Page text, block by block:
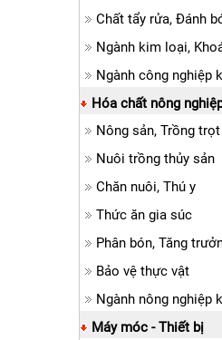
Chất tẩy rửa, Đánh
Ngành kim loại,
Ngành công nghiệp
Hóa chất nông
Nông sản, Trồng trọt
Nuôi trồng thủy sản
Chăn nuôi, Thú y
Thức ăn gia súc
Phân bón, Tăng
Bảo vệ thực vật
Ngành nông nghiệp
Máy móc - Thiết bị